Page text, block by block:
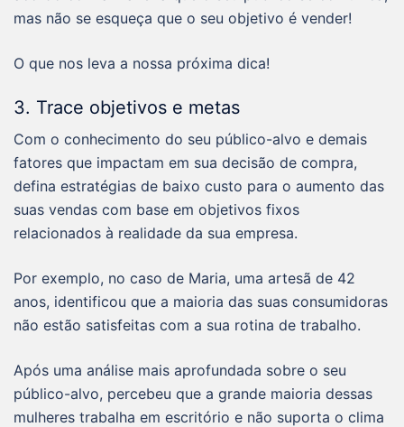
mas não se esqueça que o seu objetivo é vender!
O que nos leva a nossa próxima dica!
3. Trace objetivos e metas
Com o conhecimento do seu público-alvo e demais
fatores que impactam em sua decisão de compra,
defina estratégias de baixo custo para o aumento das
suas vendas com base em objetivos fixos
relacionados à realidade da sua empresa.
Por exemplo, no caso de Maria, uma artesã de 42
anos, identificou que a maioria das suas consumidoras
não estão satisfeitas com a sua rotina de trabalho.
Após uma análise mais aprofundada sobre o seu
público-alvo, percebeu que a grande maioria dessas
mulheres trabalha em escritório e não suporta o clima